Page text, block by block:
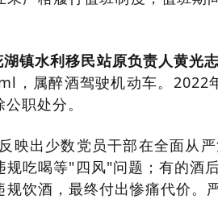
镇水利移民站原负责人黄光志
，属醉酒驾驶机动车。2022
职处分。
映出少数党员干部在全面从
规吃喝等"四风"问题；有的酒
饮酒，最终付出惨痛代价